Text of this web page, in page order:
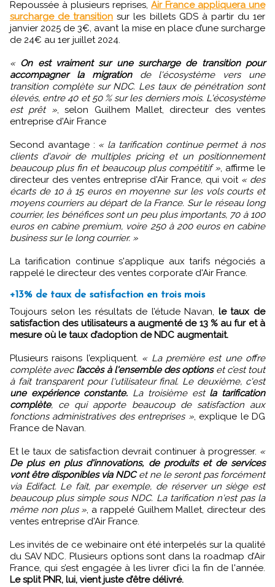
Repoussée à plusieurs reprises, Air France appliquera une
surcharge de transition sur les billets GDS à partir du 1er
janvier 2025 de 3€, avant la mise en place d’une surcharge
de 24€ au 1er juillet 2024.
« On est vraiment sur une surcharge de transition pour
accompagner la migrationde l'écosystème vers une
transition complète sur NDC. Les taux de pénétration sont
élevés, entre 40 et 50 % sur les derniers mois. L'écosystème
est prêt », selon Guilhem Mallet, directeur des ventes
entreprise d'Air France
Second avantage : « la tarification continue permet à nos
clients d'avoir de multiples pricing et un positionnement
beaucoup plus fin et beaucoup plus compétitif », affirme le
directeur des ventes entreprise d'Air France, qui voit « des
écarts de 10 à 15 euros en moyenne sur les vols courts et
moyens courriers au départ de la France. Sur le réseau long
courrier, les bénéfices sont un peu plus importants, 70 à 100
euros en cabine premium, voire 250 à 200 euros en cabine
business sur le long courrier. »
La tarification continue s'applique aux tarifs négociés a
rappelé le directeur des ventes corporate d'Air France.
+13% de taux de satisfaction en trois mois
Toujours selon les résultats de l’étude Navan, le taux de
satisfaction des utilisateurs a augmenté de 13 % au fur et à
mesure où le taux d’adoption de NDC augmentait.
Plusieurs raisons l’expliquent. « La première est une offre
complète avec l’accès à l'ensemble des optionset c’est tout
à fait transparent pour l'utilisateur final. Le deuxième, c'est
une expérience constante. La troisième est la tarification
complète, ce qui apporte beaucoup de satisfaction aux
fonctions administratives des entreprises », explique le DG
France de Navan.
Et le taux de satisfaction devrait continuer à progresser. «
De plus en plus d'innovations, de produits et de services
vont être disponibles via NDCet ne le seront pas forcément
via Edifact. Le fait, par exemple, de réserver un siège est
beaucoup plus simple sous NDC. La tarification n'est pas la
même non plus », a rappelé Guilhem Mallet, directeur des
ventes entreprise d'Air France.
Les invités de ce webinaire ont été interpelés sur la qualité
du SAV NDC. Plusieurs options sont dans la roadmap d’Air
France, qui s’est engagée à les livrer d’ici la fin de l'année.
Le split PNR, lui, vient juste d’être délivré.